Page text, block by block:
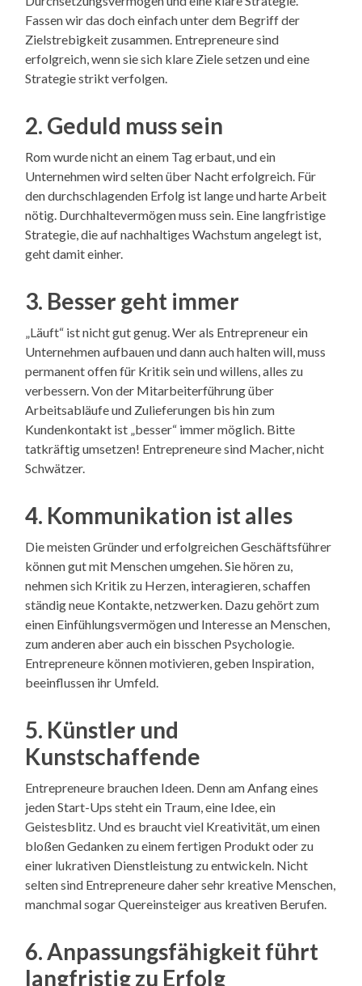
Fassen wir das doch einfach unter dem Begriff der
Zielstrebigkeit zusammen. Entrepreneure sind
erfolgreich, wenn sie sich klare Ziele setzen und eine
Strategie strikt verfolgen.
2. Geduld muss sein
Rom wurde nicht an einem Tag erbaut, und ein
Unternehmen wird selten über Nacht erfolgreich. Für
den durchschlagenden Erfolg ist lange und harte Arbeit
nötig. Durchhaltevermögen muss sein. Eine langfristige
Strategie, die auf nachhaltiges Wachstum angelegt ist,
geht damit einher.
3. Besser geht immer
„Läuft“ ist nicht gut genug. Wer als Entrepreneur ein
Unternehmen aufbauen und dann auch halten will, muss
permanent offen für Kritik sein und willens, alles zu
verbessern. Von der Mitarbeiterführung über
Arbeitsabläufe und Zulieferungen bis hin zum
Kundenkontakt ist „besser“ immer möglich. Bitte
tatkräftig umsetzen! Entrepreneure sind Macher, nicht
Schwätzer.
4. Kommunikation ist alles
Die meisten Gründer und erfolgreichen Geschäftsführer
können gut mit Menschen umgehen. Sie hören zu,
nehmen sich Kritik zu Herzen, interagieren, schaffen
ständig neue Kontakte, netzwerken. Dazu gehört zum
einen Einfühlungsvermögen und Interesse an Menschen,
zum anderen aber auch ein bisschen Psychologie.
Entrepreneure können motivieren, geben Inspiration,
beeinflussen ihr Umfeld.
5. Künstler und
Kunstschaffende
Entrepreneure brauchen Ideen. Denn am Anfang eines
jeden Start-Ups steht ein Traum, eine Idee, ein
Geistesblitz. Und es braucht viel Kreativität, um einen
bloßen Gedanken zu einem fertigen Produkt oder zu
einer lukrativen Dienstleistung zu entwickeln. Nicht
selten sind Entrepreneure daher sehr kreative Menschen,
manchmal sogar Quereinsteiger aus kreativen Berufen.
6. Anpassungsfähigkeit führt
langfristig zu Erfolg